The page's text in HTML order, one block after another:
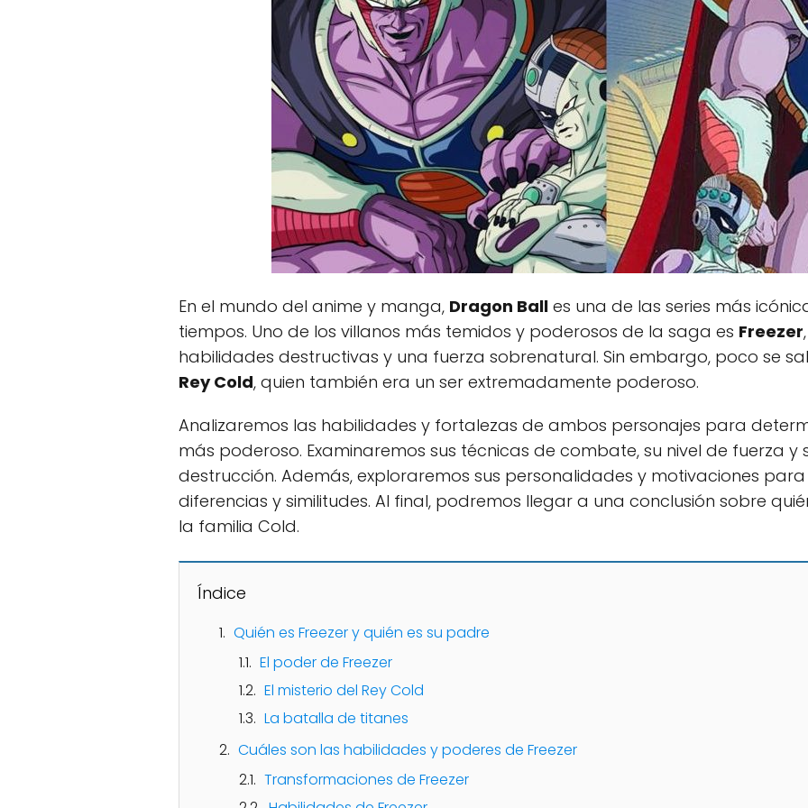
En el mundo del anime y manga, Dragon Ball es una de las series más
tiempos. Uno de los villanos más temidos y poderosos de la saga es Freezer
habilidades destructivas y una fuerza sobrenatural. Sin embargo, poco se
Rey Cold, quien también era un ser extremadamente poderoso.
Analizaremos las habilidades y fortalezas de ambos personajes para
más poderoso. Examinaremos sus técnicas de combate, su nivel de fuerza
destrucción. Además, exploraremos sus personalidades y motivaciones
diferencias y similitudes. Al final, podremos llegar a una conclusión sobre
la familia Cold.
Índice
Quién es Freezer y quién es su padre
El poder de Freezer
El misterio del Rey Cold
La batalla de titanes
Cuáles son las habilidades y poderes de Freezer
Transformaciones de Freezer